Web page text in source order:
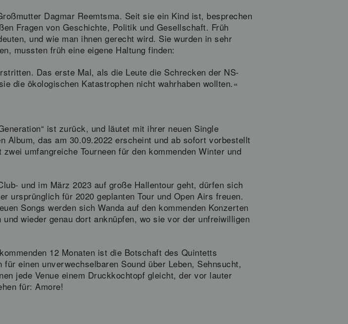
Dagmar Reemtsma. Seit sie ein Kind ist, besprechen
Fragen von Geschichte, Politik und Gesellschaft. Früh
und wie man ihnen gerecht wird. Sie wurden in sehr
mussten früh eine eigene Haltung finden:
Das erste Mal, als die Leute die Schrecken der NS-
die ökologischen Katastrophen nicht wahrhaben wollten.«
ist zurück, und läutet mit ihrer neuen Single
Album, das am 30.09.2022 erscheint und ab sofort vorbestellt
umfangreiche Tourneen für den kommenden Winter und
und im März 2023 auf große Hallentour geht, dürfen sich
ursprünglich für 2020 geplanten Tour und Open Airs freuen.
Songs werden sich Wanda auf den kommenden Konzerten
wieder genau dort anknüpfen, wo sie vor der unfreiwilligen
12 Monaten ist die Botschaft des Quintetts
einen unverwechselbaren Sound über Leben, Sehnsucht,
jede Venue einem Druckkochtopf gleicht, der vor lauter
für: Amore!